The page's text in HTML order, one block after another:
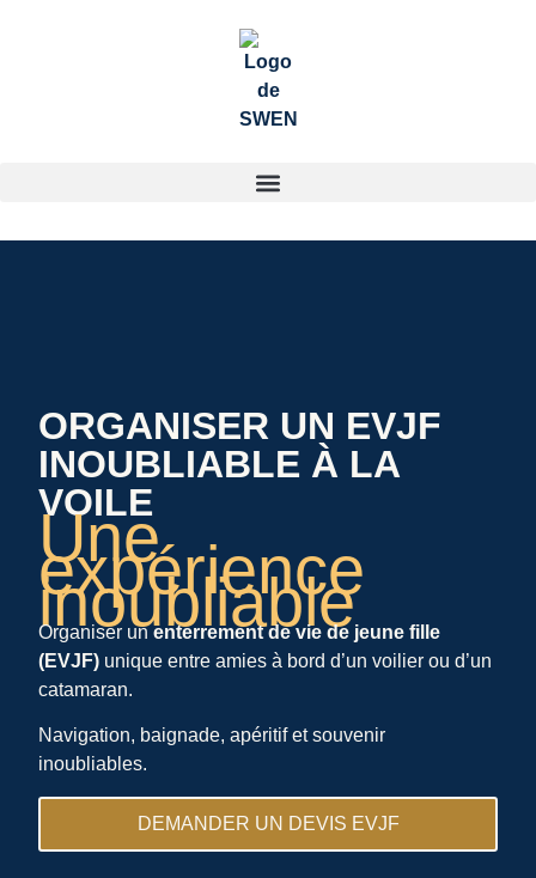
ORGANISER UN EVJF
INOUBLIABLE À LA
VOILE
Une
expérience
inoubliable
Organiser unenterrement de vie de jeune fille
(EVJF) unique entre amies à bord d’un voilier ou d’un
catamaran.
Navigation, baignade, apéritif et souvenir
inoubliables.
DEMANDER UN DEVIS EVJF